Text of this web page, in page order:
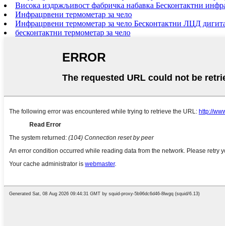
Висока издржљивост фабричка набавка Бесконтактни
Инфрацрвени термометар за чело
Инфрацрвени термометар за чело Бесконтактни ЛЦД
бесконтактни термометар за чело